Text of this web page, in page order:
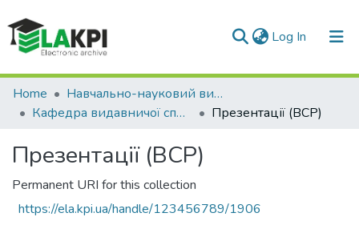
Log In (current)
Communities & Collections
All of DSpace
Statistics
Home
Навчально-науковий видавничо-полiграфiчний інститут (НН ВПІ)
Кафедра видавничої справи та редагування (ВСР)
Презентації (ВСР)
Презентації (ВСР)
Permanent URI for this collection
https://ela.kpi.ua/handle/123456789/1906